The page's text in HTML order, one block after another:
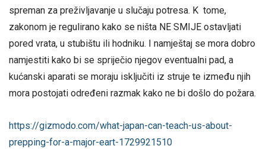
spreman za preživljavanje u slučaju potresa. K tome,
zakonom je regulirano kako se ništa NE SMIJE ostavljati
pored vrata, u stubištu ili hodniku. I namještaj se mora dobro
namjestiti kako bi se spriječio njegov eventualni pad, a
kućanski aparati se moraju isključiti iz struje te između njih
mora postojati određeni razmak kako ne bi došlo do požara.
https://gizmodo.com/what-japan-can-teach-us-about-
prepping-for-a-major-eart-1729921510